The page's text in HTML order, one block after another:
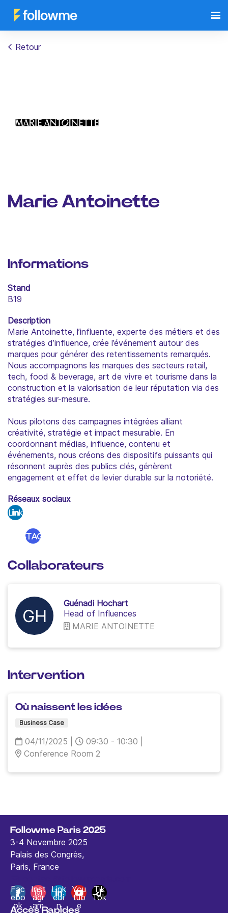
Retour
Marie Antoinette
Informations
Stand
B19
Description
Marie Antoinette, l’influente, experte des métiers et des
stratégies d’influence, crée l’événement autour des
marques pour générer des retentissements remarqués.
Nous accompagnons les marques des secteurs retail,
tech, food & beverage, art de vivre et tourisme dans la
construction et la valorisation de leur réputation via des
stratégies sur-mesure.
Nous pilotons des campagnes intégrées alliant
créativité, stratégie et impact mesurable. En
coordonnant médias, influence, contenu et
événements, nous créons des dispositifs puissants qui
résonnent auprès des publics clés, génèrent
engagement et effet de levier durable sur la notoriété.
Réseaux sociaux
Link
Instagram
Collaborateurs
Guénadi Hochart
Head of Influences
MARIE ANTOINETTE
Intervention
Où naissent les idées
Business Case
04/11/2025 09:30 - 10:30
Conference Room 2
Followme Paris 2025
3-4 Novembre 2025
Palais des Congrès,
Paris, France
Fac
ebo
ok
Inst
agr
am
Link
edi
n
You
tub
e
Tik
Tok
Accès Rapides